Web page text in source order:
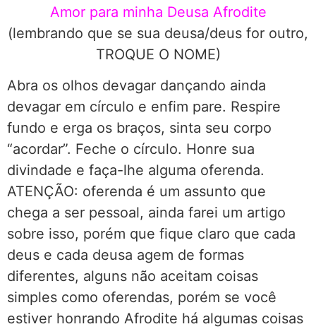
Amor para minha Deusa Afrodite
(lembrando que se sua deusa/deus for outro,
TROQUE O NOME)
Abra os olhos devagar dançando ainda
devagar em círculo e enfim pare. Respire
fundo e erga os braços, sinta seu corpo
“acordar”. Feche o círculo. Honre sua
divindade e faça-lhe alguma oferenda.
ATENÇÃO: oferenda é um assunto que
chega a ser pessoal, ainda farei um artigo
sobre isso, porém que fique claro que cada
deus e cada deusa agem de formas
diferentes, alguns não aceitam coisas
simples como oferendas, porém se você
estiver honrando Afrodite há algumas coisas